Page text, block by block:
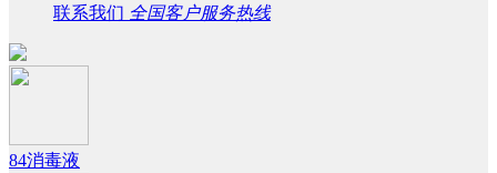
联系我们 全国客户服务热线
84消毒液